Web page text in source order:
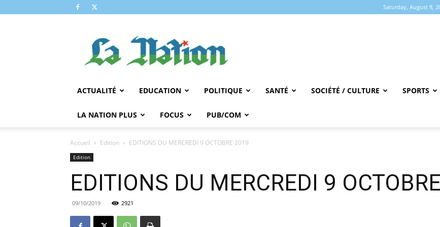
Saturday, August 8,
NATION
ACTUALITÉ EDUCATION POLITIQUE SANTÉ SOCIÉTÉ / CULTURE SPORTS
LA NATION PLUS FOCUS PUB/COM
Accueil Edition EDITIONS DU MERCREDI 9 OCTOBRE 2019
Edition
EDITIONS DU MERCREDI 9
09/10/2019 2921